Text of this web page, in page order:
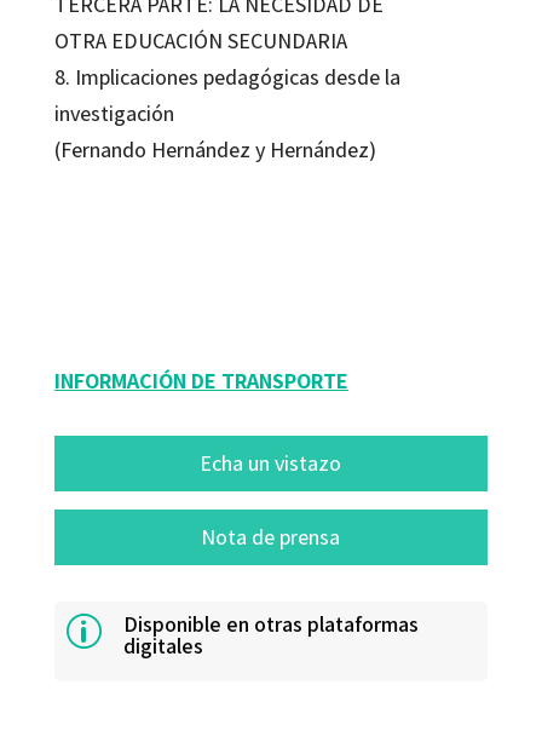
OTRA EDUCACIÓN SECUNDARIA
8. Implicaciones pedagógicas desde la
investigación
(Fernando Hernández y Hernández)
INFORMACIÓN DE TRANSPORTE
Echa un vistazo
Nota de prensa
p Disponible en otras plataformas
digitales